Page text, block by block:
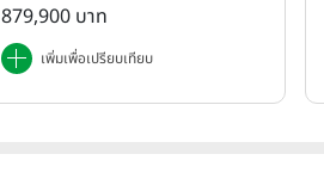
879,900 บาท
เพิ่มเพื่อเปรียบเทียบ